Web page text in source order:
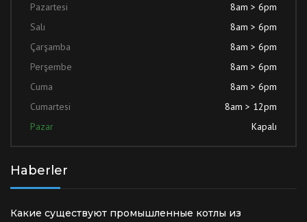
Pazartesi
8am > 6pm
Salı
8am > 6pm
Çarşamba
8am > 6pm
Perşembe
8am > 6pm
Cuma
8am > 6pm
Cumartesi
8am > 12pm
Pazar
Kapalı
Haberler
Какие существуют промышленные котлы из